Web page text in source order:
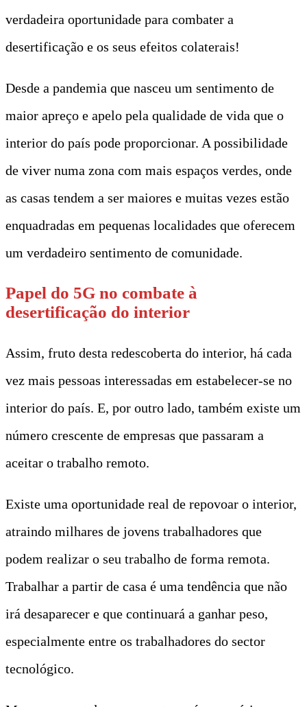
verdadeira oportunidade para combater a
desertificação e os seus efeitos colaterais!
Desde a pandemia que nasceu um sentimento de
maior apreço e apelo pela qualidade de vida que o
interior do país pode proporcionar. A possibilidade
de viver numa zona com mais espaços verdes, onde
as casas tendem a ser maiores e muitas vezes estão
enquadradas em pequenas localidades que oferecem
um verdadeiro sentimento de comunidade.
Papel do 5G no combate à
desertificação do interior
Assim, fruto desta redescoberta do interior, há cada
vez mais pessoas interessadas em estabelecer-se no
interior do país. E, por outro lado, também existe um
número crescente de empresas que passaram a
aceitar o trabalho remoto.
Existe uma oportunidade real de repovoar o interior,
atraindo milhares de jovens trabalhadores que
podem realizar o seu trabalho de forma remota.
Trabalhar a partir de casa é uma tendência que não
irá desaparecer e que continuará a ganhar peso,
especialmente entre os trabalhadores do sector
tecnológico.